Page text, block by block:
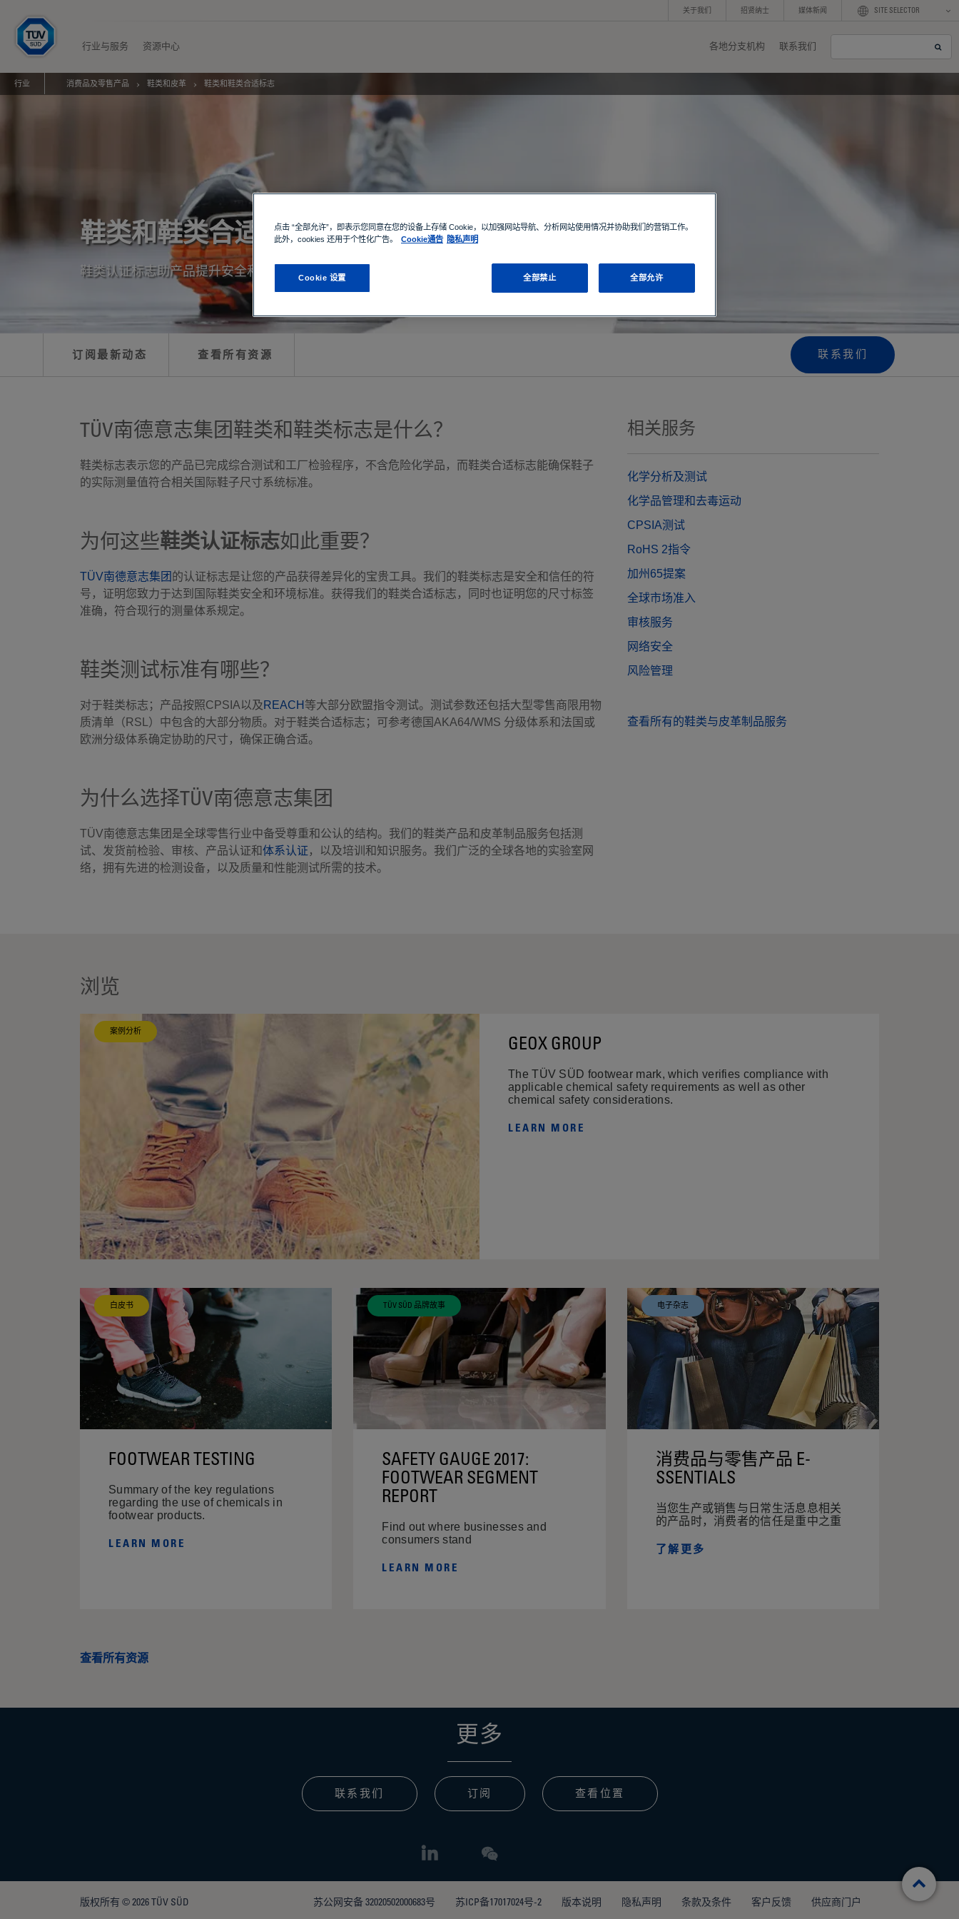
m
行业与服务 资源中心
关于我们 招贤纳士 媒体新闻 SITE SELECTOR
各地分支机构 联系我们
S
e
行业 消费品及零售产品 鞋类和皮革 鞋类和鞋类合适标志
鞋类和鞋类合适标志
鞋类认证标志助产品提升安全和信任
联系我们
订阅最新动态 查看所有资源
TÜV南德意志集团鞋类和鞋类标志是什么？
鞋类标志表示您的产品已完成综合测试和工厂检验程序，不含危险化学品，而鞋类合适标志能确保鞋子
的实际测量值符合相关国际鞋子尺寸系统标准。
为何这些鞋类认证标志如此重要？
TÜV南德意志集团 的认证标志是让您的产品获得差异化的宝贵工具。我们的鞋类标志是安全和信任的符
号，证明您致力于达到国际鞋类安全和环境标准。获得我们的鞋类合适标志，同时也证明您的尺寸标签
准确，符合现行的测量体系规定。
鞋类测试标准有哪些？
对于鞋类标志；产品按照CPSIA以及 REACH 等大部分欧盟指令测试。测试参数还包括大型零售商限用物
质清单（RSL）中包含的大部分物质。对于鞋类合适标志；可参考德国AKA64/WMS 分级体系和法国或
欧洲分级体系确定协助的尺寸，确保正确合适。
为什么选择TÜV南德意志集团
TÜV南德意志集团是全球零售行业中备受尊重和公认的结构。我们的鞋类产品和皮革制品服务包括测
试、发货前检验、审核、产品认证和体系认证 ，以及培训和知识服务。我们广泛的全球各地的实验室网
络，拥有先进的检测设备，以及质量和性能测试所需的技术。
相关服务
化学分析及测试
化学品管理和去毒运动
CPSIA测试
RoHS 2指令
加州65提案
全球市场准入
审核服务
网络安全
风险管理
查看所有的鞋类与皮革制品服务
浏览
案例分析
GEOX GROUP
The TÜV SÜD footwear mark, which verifies compliance with
applicable chemical safety requirements as well as other
chemical safety considerations.
LEARN MORE
白皮书
FOOTWEAR TESTING
Summary of the key regulations
regarding the use of chemicals in
footwear products.
LEARN MORE
TÜV SÜD 品牌故事
SAFETY GAUGE 2017:
FOOTWEAR SEGMENT
REPORT
Find out where businesses and
consumers stand
LEARN MORE
电子杂志
消费品与零售产品 E-
SSENTIALS
当您生产或销售与日常生活息息相关
的产品时，消费者的信任是重中之重
了解更多
查看所有资源
更多
联系我们 订阅 查看位置
苏公网安备 32020502000683号 苏ICP备17017024号-2 版本说明 隐私声明 条款及条件 客户反馈 供应商门户
版权所有 © 2026 TÜV SÜD
T
t
点击 “全部允许”，即表示您同意在您的设备上存储 Cookie，以加强网站导航、分析网站使用情况并协助我们的营销工作。
此外，cookies 还用于个性化广告。
Cookie通告 隐私声明
Cookie 设置 全部禁止 全部允许